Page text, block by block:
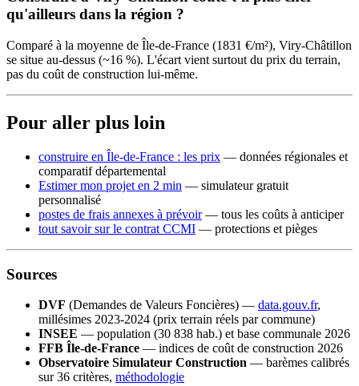
qu'ailleurs dans la région ?
Comparé à la moyenne de Île-de-France (1831 €/m²), Viry-Châtillon
se situe au-dessus (~16 %). L'écart vient surtout du prix du terrain,
pas du coût de construction lui-même.
Pour aller plus loin
construire en Île-de-France : les prix — données régionales et
comparatif départemental
Estimer mon projet en 2 min — simulateur gratuit
personnalisé
postes de frais annexes à prévoir— tous les coûts à anticiper
tout savoir sur le contrat CCMI — protections et pièges
Sources
DVF (Demandes de Valeurs Foncières) — data.gouv.fr,
millésimes 2023-2024 (prix terrain réels par commune)
INSEE — population (30 838 hab.) et base communale 2026
FFB Île-de-France — indices de coût de construction 2026
Observatoire Simulateur Construction — barèmes calibrés
sur 36 critères, méthodologie